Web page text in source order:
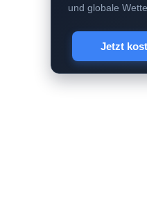
und globale
Jetzt